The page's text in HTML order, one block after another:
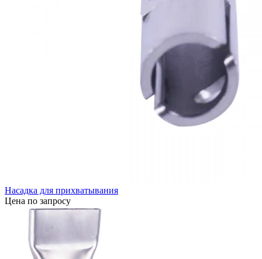
Насадка для прихватывания
Цена по запросу